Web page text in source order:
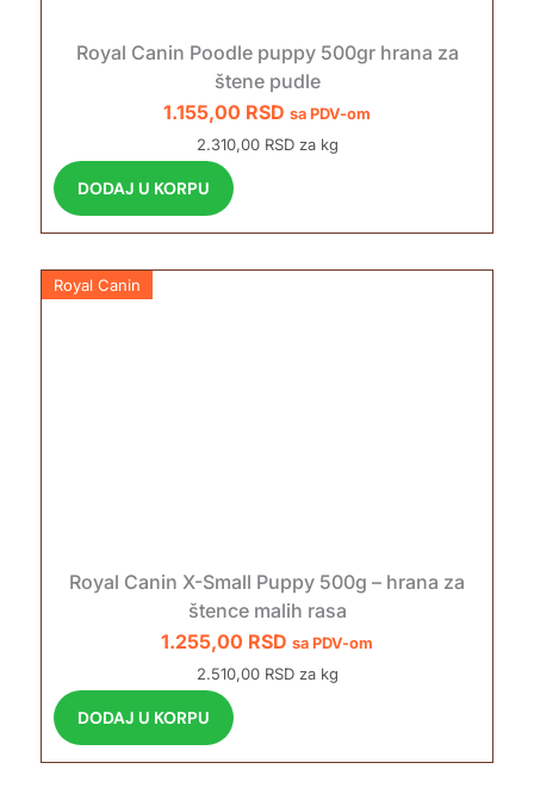
Royal Canin Poodle puppy 500gr hrana za
štene pudle
1.155,00 RSD sa PDV-om
2.310,00 RSD za kg
DODAJ U KORPU
Royal Canin
Royal Canin X-Small Puppy 500g – hrana za
štence malih rasa
1.255,00 RSD sa PDV-om
2.510,00 RSD za kg
DODAJ U KORPU